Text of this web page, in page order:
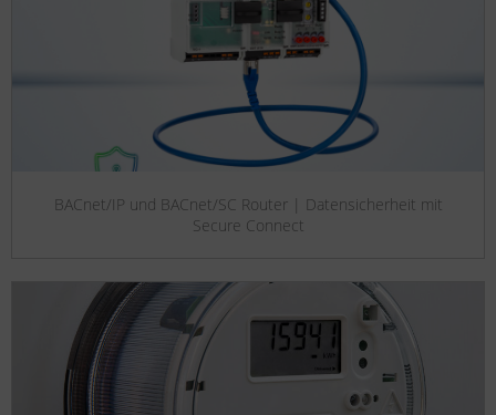
BACnet/IP und BACnet/SC Router | Datensicherheit mit
Secure Connect